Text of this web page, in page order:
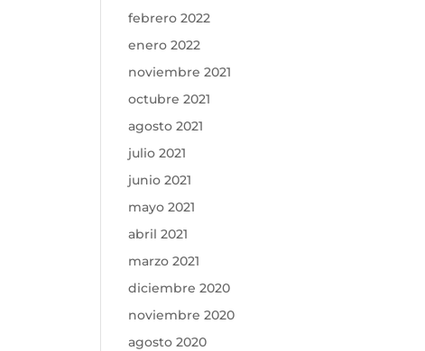
febrero 2022
enero 2022
noviembre 2021
octubre 2021
agosto 2021
julio 2021
junio 2021
mayo 2021
abril 2021
marzo 2021
diciembre 2020
noviembre 2020
agosto 2020